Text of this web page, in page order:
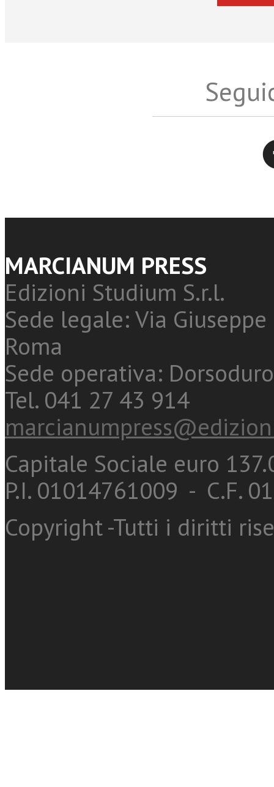
MARCIANUM PRESS
Edizioni Studium S.r.l.
Sede legale: Via
Roma
Sede operativa:
Tel. 041 27 43 914
Capitale Sociale euro
P.I. 01014761009 - C.F.
Copyright -Tutti i diritti